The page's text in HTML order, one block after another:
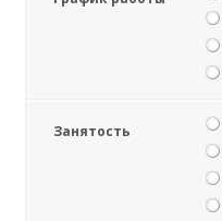
Занятость